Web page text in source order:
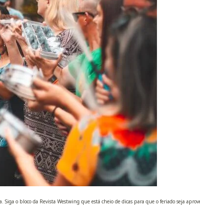
o bloco da Revista Westwing que está cheio de dicas para que o feriado seja